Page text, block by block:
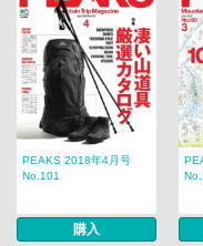
PEAKS 2018年4月号
No.101
購入